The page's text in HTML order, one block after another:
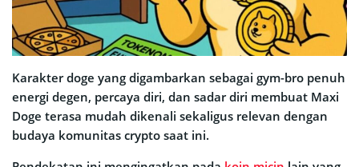
Karakter doge yang digambarkan sebagai gym-bro penuh
energi degen, percaya diri, dan sadar diri membuat Maxi
Doge terasa mudah dikenali sekaligus relevan dengan
budaya komunitas crypto saat ini.